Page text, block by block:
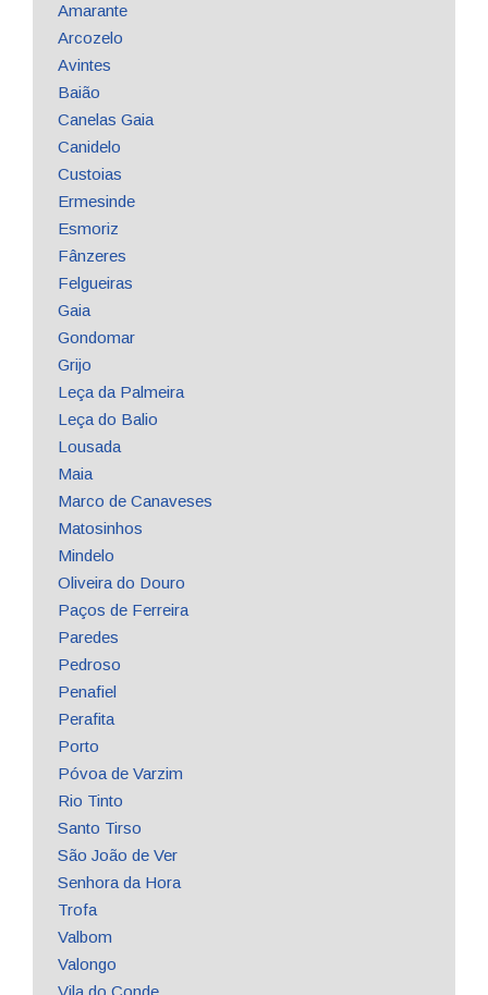
Amarante
Arcozelo
Avintes
Baião
Canelas Gaia
Canidelo
Custoias
Ermesinde
Esmoriz
Fânzeres
Felgueiras
Gaia
Gondomar
Grijo
Leça da Palmeira
Leça do Balio
Lousada
Maia
Marco de Canaveses
Matosinhos
Mindelo
Oliveira do Douro
Paços de Ferreira
Paredes
Pedroso
Penafiel
Perafita
Porto
Póvoa de Varzim
Rio Tinto
Santo Tirso
São João de Ver
Senhora da Hora
Trofa
Valbom
Valongo
Vila do Conde